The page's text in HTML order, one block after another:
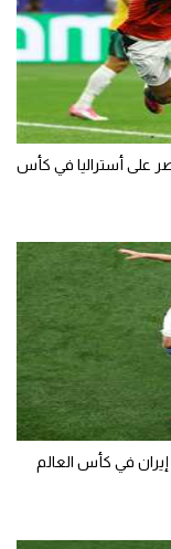
على أستراليا في كأس
في كأس العالم